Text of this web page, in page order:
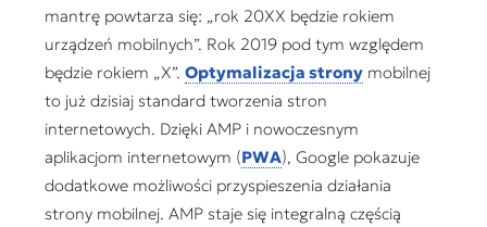
mantrę powtarza się: „rok 20XX będzie rokiem
urządzeń mobilnych”. Rok 2019 pod tym względem
będzie rokiem „X”. Optymalizacja strony mobilnej
to już dzisiaj standard tworzenia stron
internetowych. Dzięki AMP i nowoczesnym
aplikacjom internetowym (PWA), Google pokazuje
dodatkowe możliwości przyspieszenia działania
strony mobilnej. AMP staje się integralną częścią